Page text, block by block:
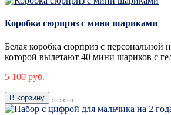
Коробка сюрприз с мини шариками
Белая коробка сюрприз с персональной
которой вылетают 40 мини шариков с
5 100 руб.
В корзину